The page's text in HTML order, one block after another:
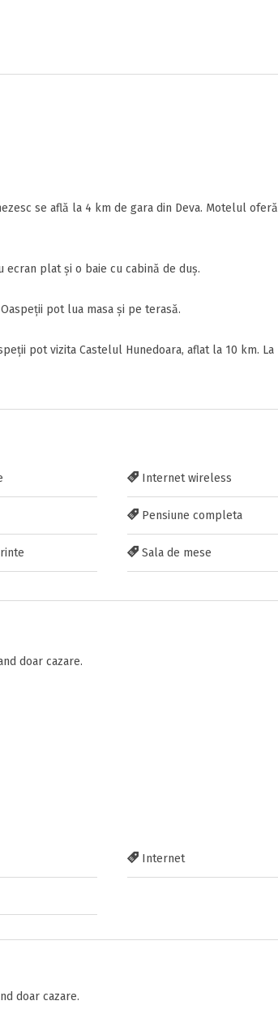
se află la 4 km de gara din Deva. Motelul oferă
ecran plat şi o baie cu cabină de duş.
pot lua masa şi pe terasă.
pot vizita Castelul Hunedoara, aflat la 10 km. La
Internet wireless
Pensiune completa
Sala de mese
doar cazare.
Internet
doar cazare.
pe grupul nostru de cazare